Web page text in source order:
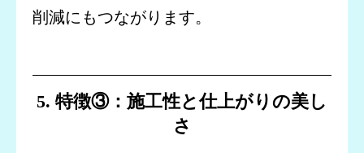
削減にもつながります。
5. 特徴③：施工性と仕上がりの美し
さ